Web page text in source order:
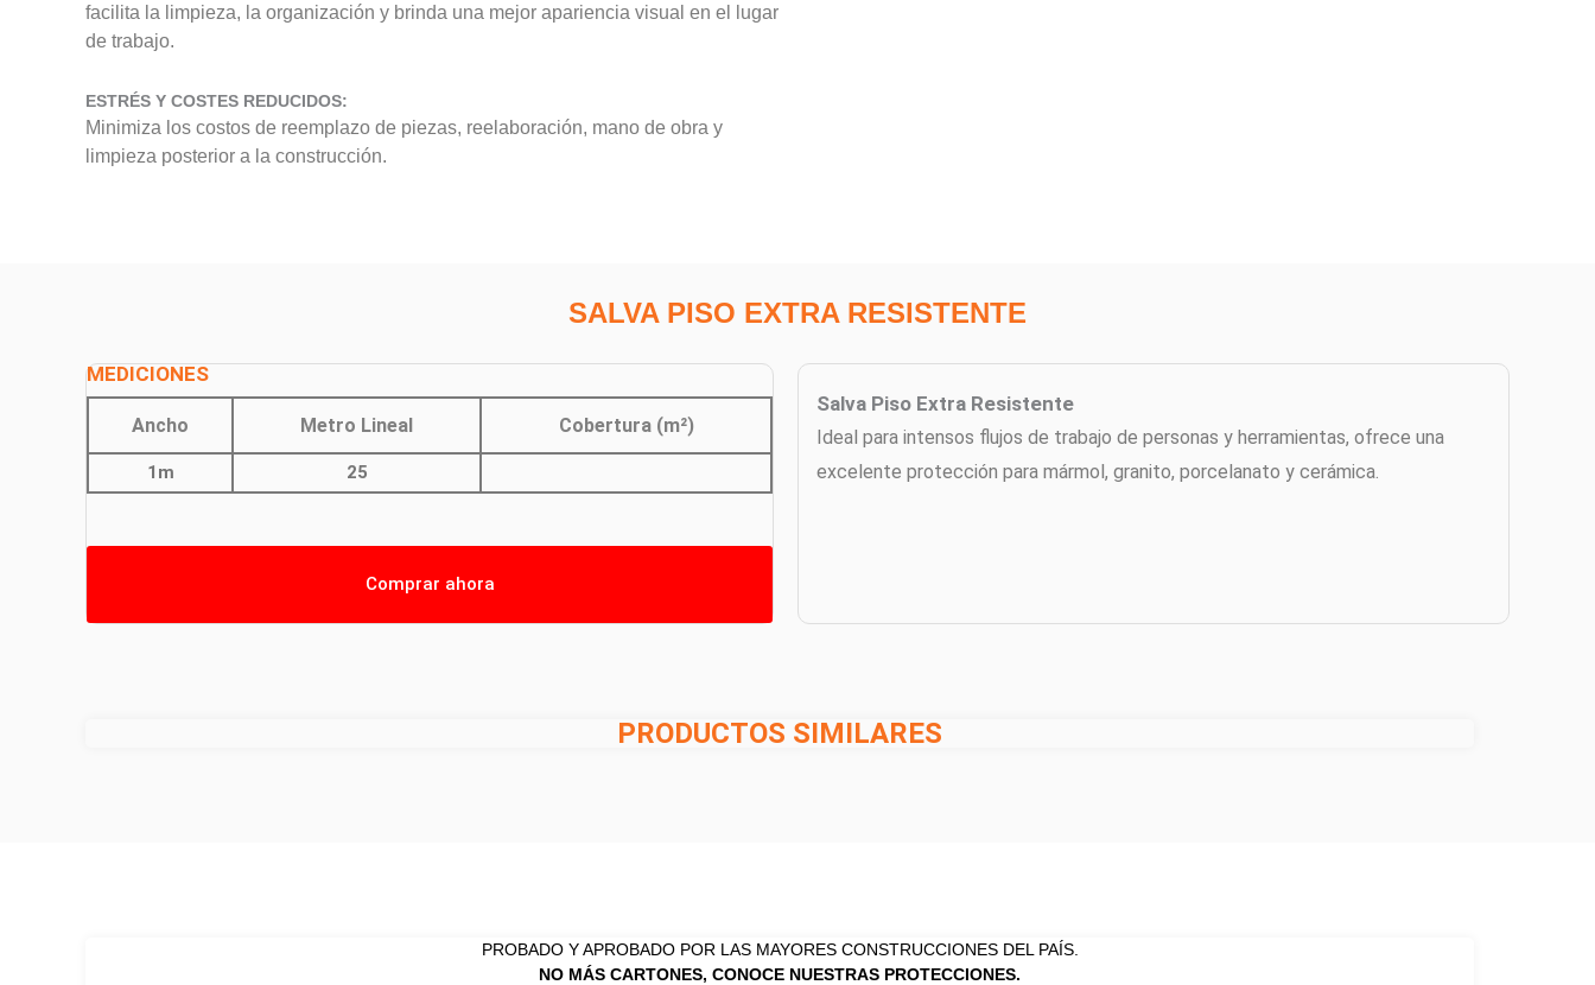
facilita la limpieza, la organización y brinda una mejor apariencia visual en el lugar
de trabajo.
ESTRÉS Y COSTES REDUCIDOS:
Minimiza los costos de reemplazo de piezas, reelaboración, mano de obra y
limpieza posterior a la construcción.
SALVA PISO EXTRA RESISTENTE
MEDICIONES
Ancho Metro Lineal Cobertura (m²)
1m 25
Comprar ahora
Salva Piso Extra Resistente
Ideal para intensos flujos de trabajo de personas y herramientas, ofrece una
excelente protección para mármol, granito, porcelanato y cerámica.
PRODUCTOS SIMILARES
PROBADO Y APROBADO POR LAS MAYORES CONSTRUCCIONES DEL PAÍS.
NO MÁS CARTONES, CONOCE NUESTRAS PROTECCIONES.